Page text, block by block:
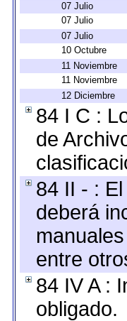
07 Julio
07 Julio
07 Julio
10 Octubre
11 Noviembre
11 Noviembre
12 Diciembre
84 I C :
de
84 II - :
deberá
entre
84 IV A :
obligado.